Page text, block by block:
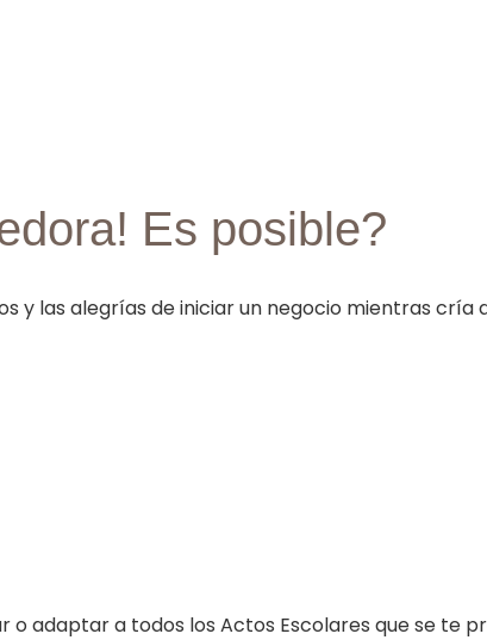
Es posible?
y las alegrías de iniciar un negocio mientras cría
adaptar a todos los Actos Escolares que se te